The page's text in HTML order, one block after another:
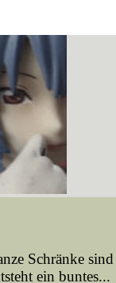
Schränke
ein buntes...